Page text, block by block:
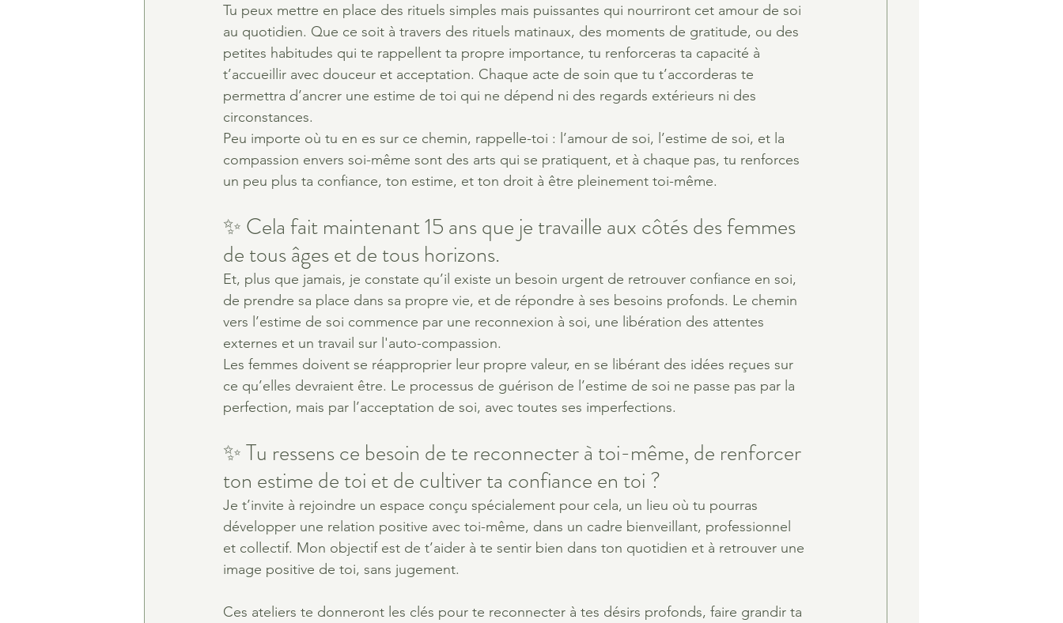
Tu peux mettre en place des rituels simples mais puissantes qui nourriront cet amour de soi
au quotidien. Que ce soit à travers des rituels matinaux, des moments de gratitude, ou des
petites habitudes qui te rappellent ta propre importance, tu renforceras ta capacité à
t’accueillir avec douceur et acceptation. Chaque acte de soin que tu t’accorderas te
permettra d’ancrer une estime de toi qui ne dépend ni des regards extérieurs ni des
circonstances.
Peu importe où tu en es sur ce chemin, rappelle-toi : l’amour de soi, l’estime de soi, et la
compassion envers soi-même sont des arts qui se pratiquent, et à chaque pas, tu renforces
un peu plus ta confiance, ton estime, et ton droit à être pleinement toi-même.
✨ Cela fait maintenant 15 ans que je travaille aux côtés des femmes
de tous âges et de tous horizons.
Et, plus que jamais, je constate qu’il existe un besoin urgent de retrouver confiance en soi,
de prendre sa place dans sa propre vie, et de répondre à ses besoins profonds. Le chemin
vers l’estime de soi commence par une reconnexion à soi, une libération des attentes
externes et un travail sur l'auto-compassion.
Les femmes doivent se réapproprier leur propre valeur, en se libérant des idées reçues sur
ce qu’elles devraient être. Le processus de guérison de l’estime de soi ne passe pas par la
perfection, mais par l’acceptation de soi, avec toutes ses imperfections.
✨ Tu ressens ce besoin de te reconnecter à toi-même, de renforcer
ton estime de toi et de cultiver ta confiance en toi ?
Je t’invite à rejoindre un espace conçu spécialement pour cela, un lieu où tu pourras
développer une relation positive avec toi-même, dans un cadre bienveillant, professionnel
et collectif. Mon objectif est de t’aider à te sentir bien dans ton quotidien et à retrouver une
image positive de toi, sans jugement.
Ces ateliers te donneront les clés pour te reconnecter à tes désirs profonds, faire grandir ta